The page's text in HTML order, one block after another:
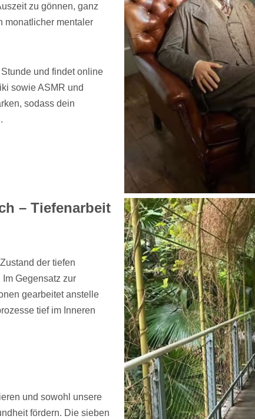
zu gönnen, ganz
monatlicher mentaler
und findet online
sowie ASMR und
sodass dein
– Tiefenarbeit
der tiefen
Gegensatz zur
gearbeitet anstelle
tief im Inneren
und sowohl unsere
fördern. Die sieben